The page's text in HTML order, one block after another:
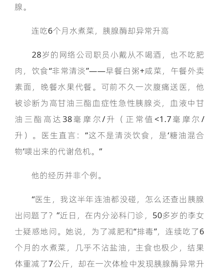
腺。
连吃6个月水煮菜，胰腺酶却异常升高
28岁的网络公司职员小戴从不喝酒，也不吃肥
肉，饮食“非常清淡”——早餐白粥+咸菜，午餐外卖
素面，晚餐水果代餐。可前不久一次腹痛送医，他
被诊断为高甘油三酯血症性急性胰腺炎，血液中甘
油三酯高达38毫摩尔/升（正常值<1.7毫摩尔/
升）。医生直言：“这不是清淡饮食，是‘糖油混合
物’喂出来的代谢危机。”
他的经历并非个例。
“医生，我这半年连油都没碰，怎么还查出胰腺
出问题了？”近日，在内分泌科门诊，50多岁的李女
士疑惑地问。她说，为了减肥和“排毒”，连续吃了6
个月的水煮菜，几乎不沾盐油，主食也极少，结果
体重减了7公斤，却在一次体检中发现胰腺酶异常升